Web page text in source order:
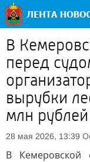
В
перед
вырубки
млн рублей
28 мая 2026, 13:39
В Кемеровской